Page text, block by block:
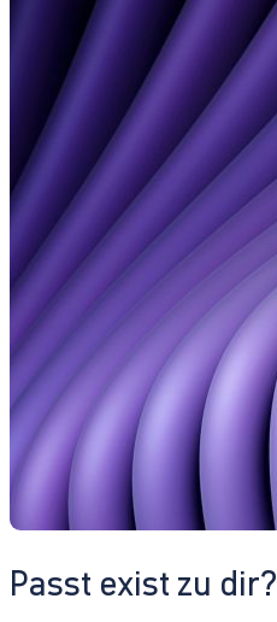
Passt exist zu dir?